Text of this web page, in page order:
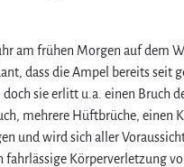
am frühen Morgen auf dem
dass die Ampel bereits seit
sie erlitt u.a. einen Bruch
mehrere Hüftbrüche, einen
und wird sich aller
fahrlässige Körperverletzung